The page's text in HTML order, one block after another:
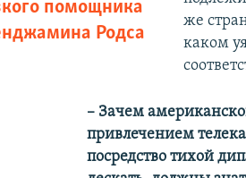
помощника
Родса
же
каком
– Зачем
привлечением
посредство тихой